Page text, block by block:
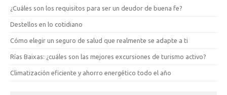
¿Cuáles son los requisitos para ser un deudor de buena fe?
Destellos en lo cotidiano
Cómo elegir un seguro de salud que realmente se adapte a ti
Rías Baixas: ¿cuáles son las mejores excursiones de turismo activo?
Climatización eficiente y ahorro energético todo el año